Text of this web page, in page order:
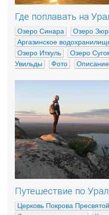
Где поплавать на
Озеро Синара Озеро
Аргазинское
Озеро Иткуль
Озеро
Увильды
Фото Описание
Путешествие по
Церковь Покрова